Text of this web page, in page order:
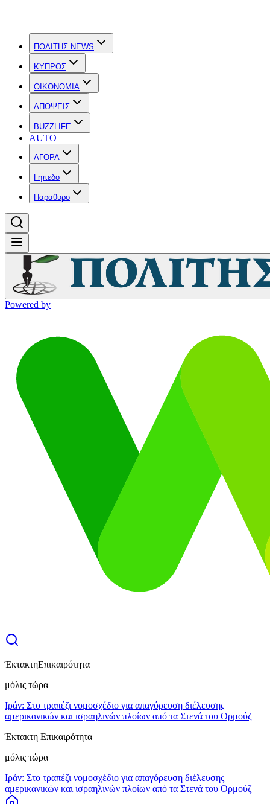
ΠΟΛΙΤΗΣ NEWS
ΚΥΠΡΟΣ
OIKONOMIA
ΑΠΟΨΕΙΣ
BUZZLIFE
AUTO
ΑΓΟΡΑ
Γηπεδο
Παραθυρο
Powered by
ΈκτακτηΕπικαιρότητα
μόλις τώρα
Ιράν: Στο τραπέζι νομοσχέδιο για απαγόρευση διέλευσης
αμερικανικών και ισραηλινών πλοίων από τα Στενά του Ορμούζ
Έκτακτη Επικαιρότητα
μόλις τώρα
Ιράν: Στο τραπέζι νομοσχέδιο για απαγόρευση διέλευσης
αμερικανικών και ισραηλινών πλοίων από τα Στενά του Ορμούζ